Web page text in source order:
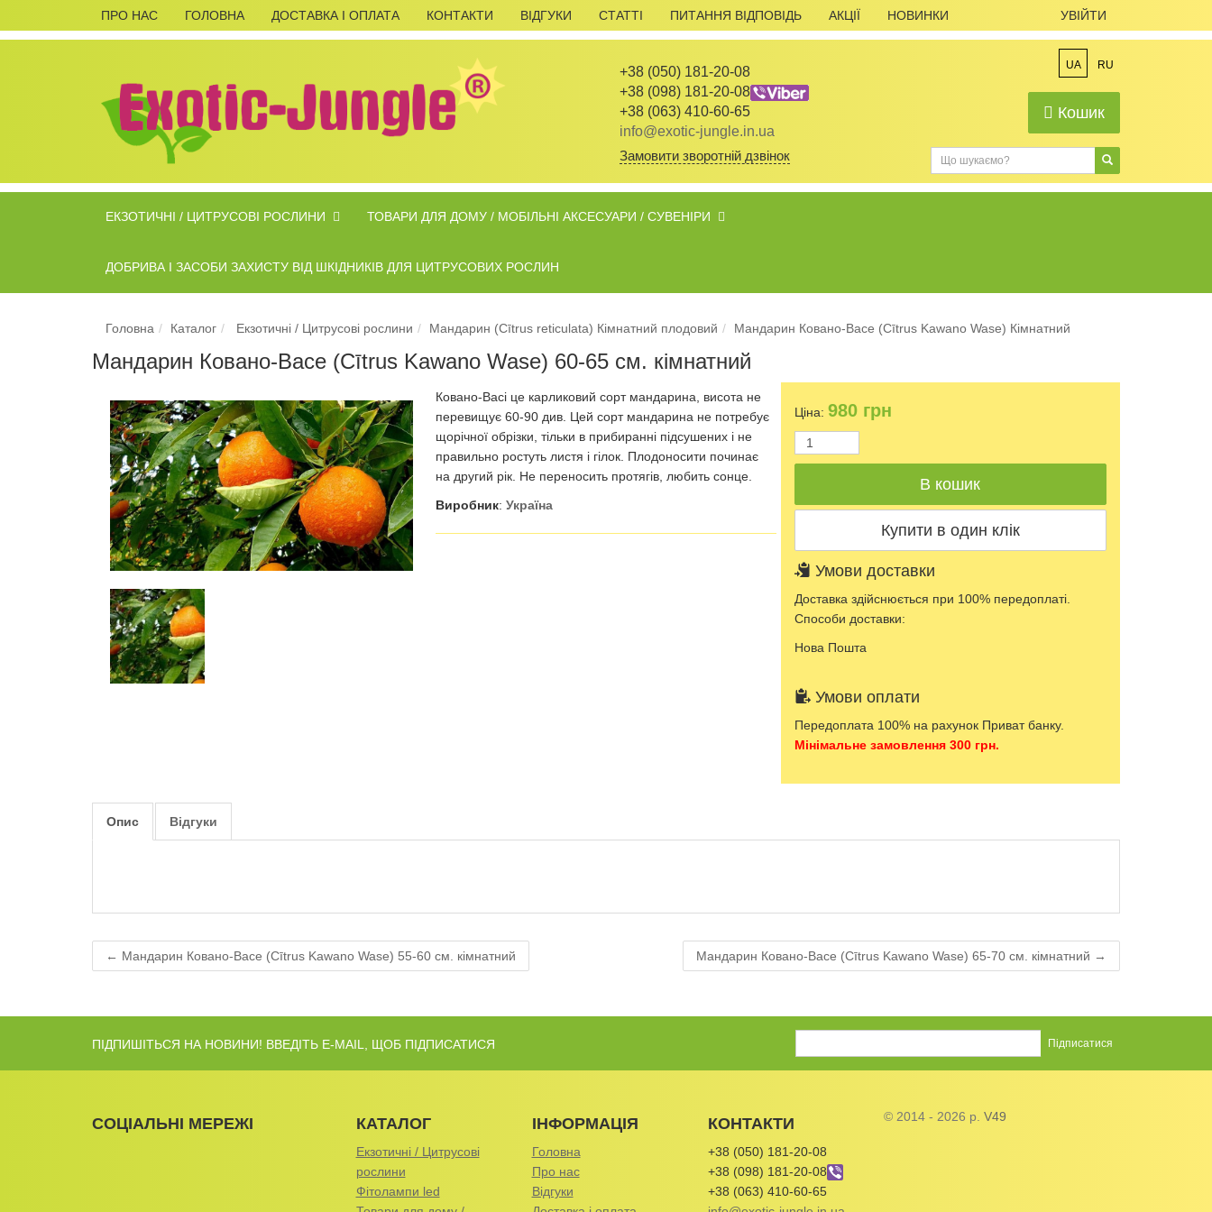
ПРО НАС ГОЛОВНА ДОСТАВКА І ОПЛАТА КОНТАКТИ ВІДГУКИ СТАТТІ ПИТАННЯ ВІДПОВІДЬ АКЦІЇ НОВИНКИ УВІЙТИ
+38 (050) 181-20-08
+38 (098) 181-20-08
+38 (063) 410-60-65
info@exotic-jungle.in.ua
Замовити зворотній дзвінок
UA RU
Кошик
ЕКЗОТИЧНІ / ЦИТРУСОВІ РОСЛИНИ ТОВАРИ ДЛЯ ДОМУ / МОБІЛЬНІ АКСЕСУАРИ / СУВЕНІРИ
ДОБРИВА І ЗАСОБИ ЗАХИСТУ ВІД ШКІДНИКІВ ДЛЯ ЦИТРУСОВИХ РОСЛИН
Головна Каталог Екзотичні / Цитрусові рослини Мандарин (Cītrus reticulata) Кімнатний плодовий Мандарин Ковано-Васе (Cītrus Kawano Wase) Кімнатний
Мандарин Ковано-Васе (Cītrus Kawano Wase) 60-65 см. кімнатний
Ковано-Васі це карликовий сорт мандарина, висота не
перевищує 60-90 див. Цей сорт мандарина не потребує
щорічної обрізки, тільки в прибиранні підсушених і не
правильно ростуть листя і гілок. Плодоносити починає
на другий рік. Не переносить протягів, любить сонце.
Виробник:Україна
Ціна: 980грн
Умови доставки
Доставка здійснюється при 100% передоплаті.
Способи доставки:
Нова Пошта
Умови оплати
Передоплата 100% на рахунок Приват банку.
Мінімальне замовлення 300 грн.
Опис Відгуки
← Мандарин Ковано-Васе (Cītrus Kawano Wase) 55-60 см. кімнатний Мандарин Ковано-Васе (Cītrus Kawano Wase) 65-70 см. кімнатний →
ПІДПИШІТЬСЯ НА НОВИНИ! ВВЕДІТЬ E-MAIL, ЩОБ ПІДПИСАТИСЯ
СОЦІАЛЬНІ МЕРЕЖІ КАТАЛОГ
Екзотичні / Цитрусові
рослини
Фітолампи led
ІНФОРМАЦІЯ
Головна
Про нас
Відгуки
КОНТАКТИ
+38 (050) 181-20-08
+38 (098) 181-20-08
+38 (063) 410-60-65
© 2014 - 2026 р. V49